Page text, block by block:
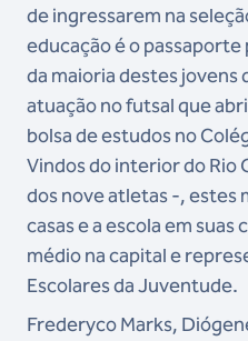
de ingressarem na
educação é o
da maioria destes jovens
atuação no futsal que
bolsa de estudos no
Vindos do interior do Rio
dos nove atletas -, estes
casas e a escola em
médio na capital e
Escolares da Juventude.
Frederyco Marks,